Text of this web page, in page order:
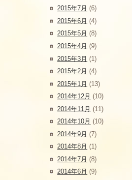
2015年7月 (6)
2015年6月 (4)
2015年5月 (8)
2015年4月 (9)
2015年3月 (1)
2015年2月 (4)
2015年1月 (13)
2014年12月 (10)
2014年11月 (11)
2014年10月 (10)
2014年9月 (7)
2014年8月 (1)
2014年7月 (8)
2014年6月 (9)